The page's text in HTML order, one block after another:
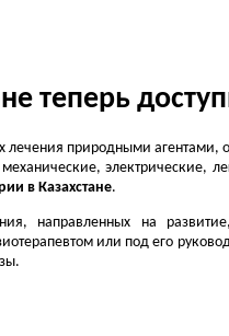
теперь
лечения природными
электрические,
в Казахстане.
направленных на
или под его